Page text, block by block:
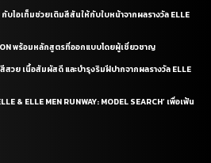
กับไอเท็มช่วยเติมสีสันให้กับใบหน้าจากผลรางวัล ELLE
พร้อมหลักสูตรที่ออกแบบโดยผู้เชี่ยวชาญ
วย เนื้อสัมผัสดี และบำรุงริมฝีปากจากผลรางวัล ELLE
& ELLE MEN RUNWAY: MODEL SEARCH’ เพื่อเฟ้น